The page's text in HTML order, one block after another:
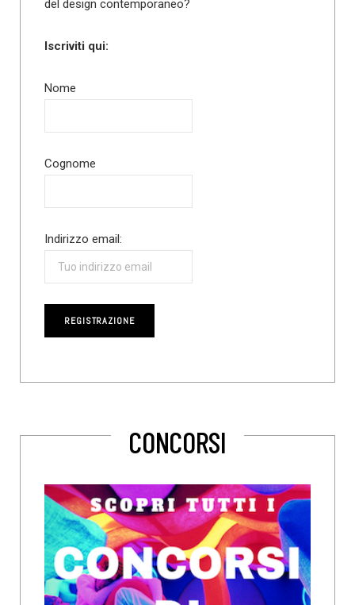
del design contemporaneo?
Iscriviti qui:
Nome
Cognome
Indirizzo email:
CONCORSI